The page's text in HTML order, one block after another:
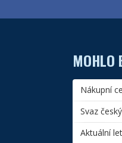
MOHLO
Nákupní
Svaz
Aktuální